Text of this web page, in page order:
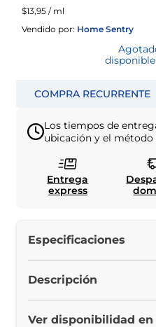
$13,95 / ml
Vendido por: Home Sentry
Los tiempos de
ubicación y el método
Entrega
express
Especificaciones
Descripción
Ver disponibilidad